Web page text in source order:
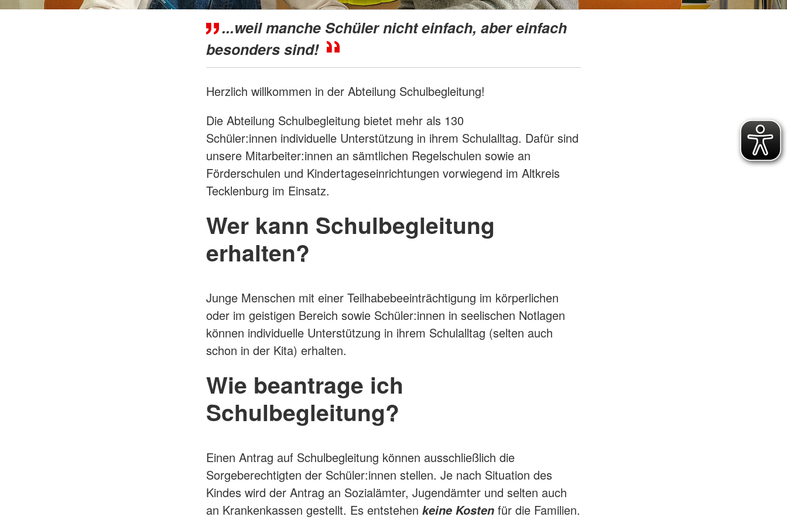
Frühförderung
Schulbegleitung
Tagespflege
WohnenPlus50
Brandschutz
Altkleider
Kleidershops "Jacke wie Hose"
Blutspende
Katastrophenschutz
...weil manche Schüler nicht einfach, aber einfach
besonders sind!
Herzlich willkommen in der Abteilung Schulbegleitung!
Die Abteilung Schulbegleitung bietet mehr als 130
Schüler:innen individuelle Unterstützung in ihrem Schulalltag. Dafür sind
unsere Mitarbeiter:innen an sämtlichen Regelschulen sowie an
Förderschulen und Kindertageseinrichtungen vorwiegend im Altkreis
Tecklenburg im Einsatz.
Wer kann Schulbegleitung
erhalten?
Junge Menschen mit einer Teilhabebeeinträchtigung im körperlichen
oder im geistigen Bereich sowie Schüler:innen in seelischen Notlagen
können individuelle Unterstützung in ihrem Schulalltag (selten auch
schon in der Kita) erhalten.
Wie beantrage ich
Schulbegleitung?
Einen Antrag auf Schulbegleitung können ausschließlich die
Sorgeberechtigten der Schüler:innen stellen. Je nach Situation des
Kindes wird der Antrag an Sozialämter, Jugendämter und selten auch
an Krankenkassen gestellt. Es entstehen keine Kosten für die Familien.